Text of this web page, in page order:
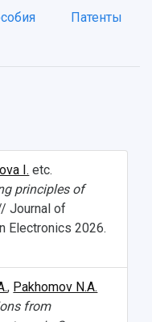
Патенты
I. etc.
principles of
Journal of
Electronics 2026.
, Pakhomov N.A.
from